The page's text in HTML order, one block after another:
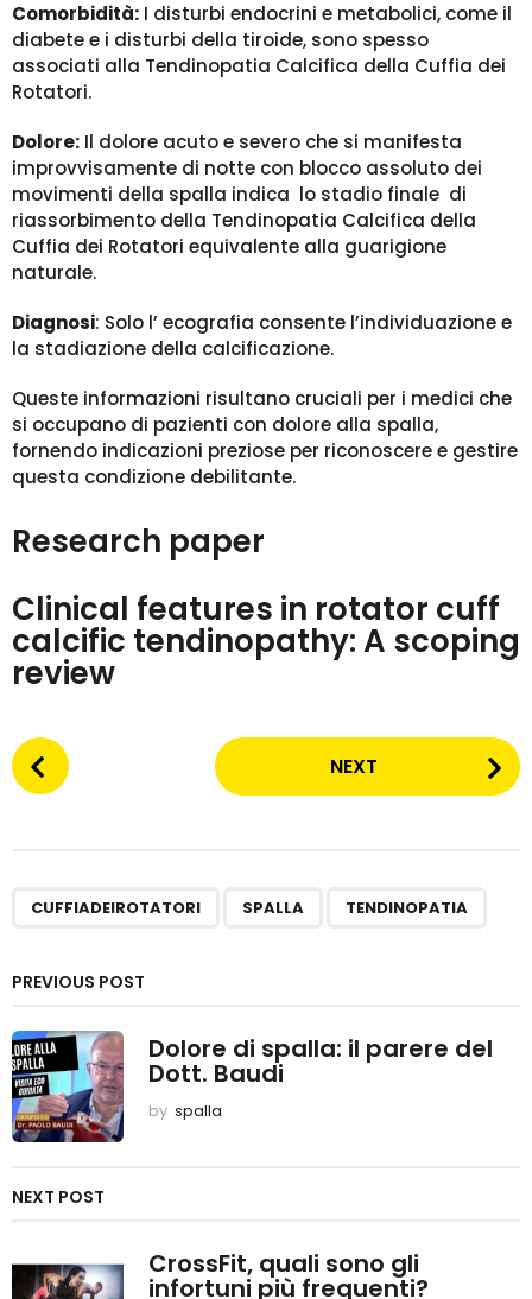
Comorbidità: I disturbi endocrini e metabolici, come il
diabete e i disturbi della tiroide, sono spesso
associati alla Tendinopatia Calcifica della Cuffia dei
Rotatori.
Dolore: Il dolore acuto e severo che si manifesta
improvvisamente di notte con blocco assoluto dei
movimenti della spalla indica lo stadio finale di
riassorbimento della Tendinopatia Calcifica della
Cuffia dei Rotatori equivalente alla guarigione
naturale.
Diagnosi: Solo l’ ecografia consente l’individuazione e
la stadiazione della calcificazione.
Queste informazioni risultano cruciali per i medici che
si occupano di pazienti con dolore alla spalla,
fornendo indicazioni preziose per riconoscere e gestire
questa condizione debilitante.
Research paper
Clinical features in rotator cuff
calcific tendinopathy: A scoping
review
P
o
g
i
n
a
t
o
n
NEXT
CUFFIADEIROTATORI SPALLA TENDINOPATIA
PREVIOUS POST
Dolore di spalla: il parere del
Dott. Baudi
by spalla
NEXT POST
CrossFit, quali sono gli
infortuni più frequenti?